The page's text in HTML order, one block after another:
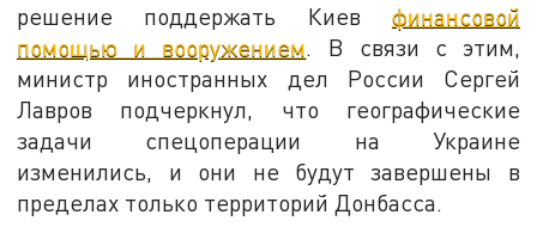
решение поддержать Киев финансовой
помощью и вооружением. В связи с этим,
министр иностранных дел России Сергей
Лавров подчеркнул, что географические
задачи спецоперации на Украине
изменились, и они не будут завершены в
пределах только территорий Донбасса.